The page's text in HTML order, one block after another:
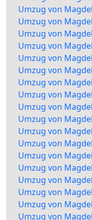
Umzug von
Umzug von
Umzug von
Umzug von
Umzug von
Umzug von
Umzug von
Umzug von
Umzug von
Umzug von
Umzug von
Umzug von
Umzug von
Umzug von
Umzug von
Umzug von
Umzug von
Umzug von